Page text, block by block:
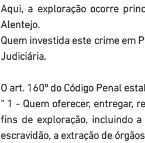
Aqui, a exploração ocorre
Alentejo.
Quem investida este crime em
Judiciária.
O art. 160º do Código Penal
“ 1 - Quem oferecer, entregar,
fins de exploração, incluindo
escravidão, a extração de